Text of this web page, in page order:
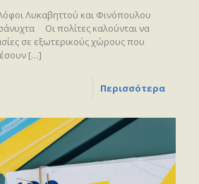
Λυκαβηττού και Φινόπουλου
Οι πολίτες καλούνται να
σε εξωτερικούς χώρους που
[…]
Περισσότερα